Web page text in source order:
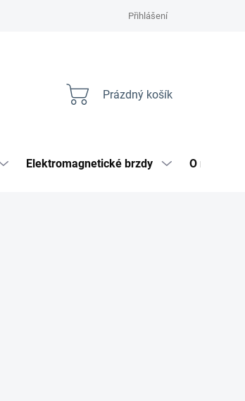
Přihlášení
Nákupní
Prázdný košík
Elektromagnetické brzdy O nás